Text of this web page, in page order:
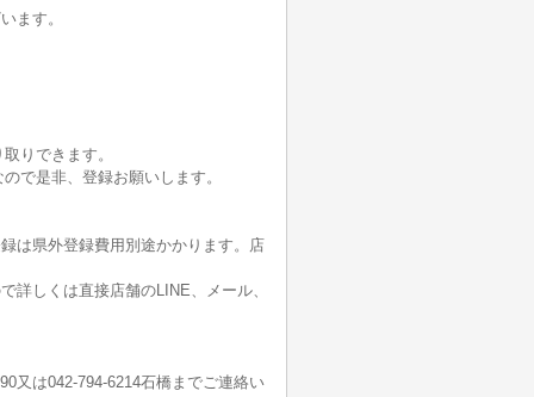
ます。
りできます。
で是非、登録お願いします。
は県外登録費用別途かかります。店
しくは直接店舗のLINE、メール、
又は042-794-6214石橋までご連絡い